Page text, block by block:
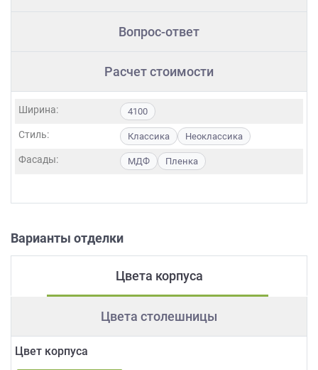
Вопрос-ответ
Расчет стоимости
Ширина: 4100
Стиль: Классика Неоклассика
Фасады: МДФ Пленка
Варианты отделки
Цвета корпуса
Цвета столешницы
Цвет корпуса